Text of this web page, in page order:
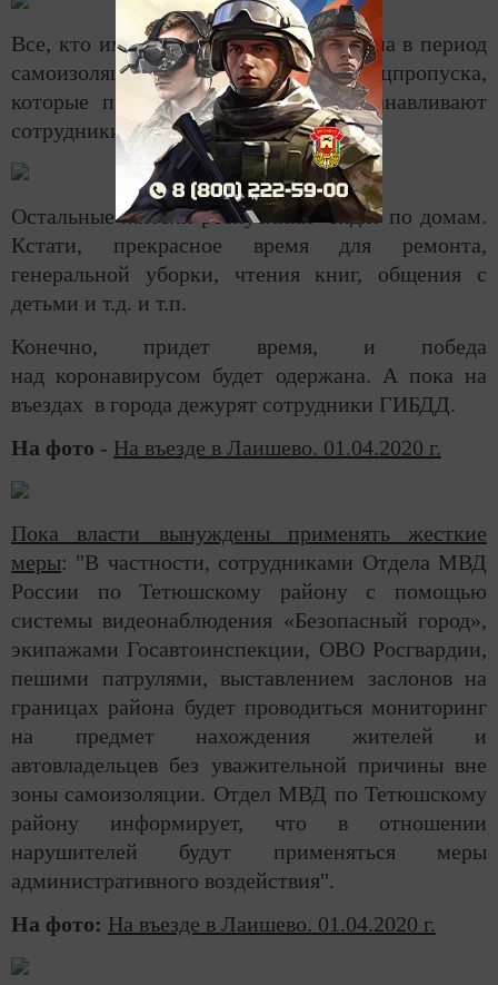
Все, кто имеет право выходить из дома в период
самоизоляции, получили спецпропуска,
которые предъявляют, когда их останавливают
сотрудники ГИБДД.
Остальные жители республики сидят по домам.
Кстати, прекрасное время для ремонта,
генеральной уборки, чтения книг, общения с
детьми и т.д. и т.п.
Конечно, придет время, и победа
над коронавирусом будет одержана. А пока на
въездах в города дежурят сотрудники ГИБДД.
На фото - На въезде в Лаишево. 01.04.2020 г.
Пока власти вынуждены применять жесткие
меры: "В частности, сотрудниками Отдела МВД
России по Тетюшскому району с помощью
системы видеонаблюдения «Безопасный город»,
экипажами Госавтоинспекции, ОВО Росгвардии,
пешими патрулями, выставлением заслонов на
границах района будет проводиться мониторинг
на предмет нахождения жителей и
автовладельцев без уважительной причины вне
зоны самоизоляции. Отдел МВД по Тетюшскому
району информирует, что в отношении
нарушителей будут применяться меры
административного воздействия".
На фото: На въезде в Лаишево. 01.04.2020 г.